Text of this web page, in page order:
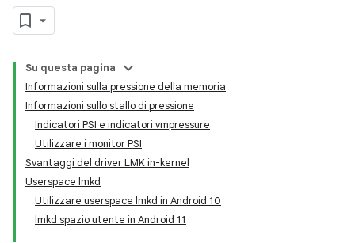
Su questa pagina
Informazioni sulla pressione della memoria
Informazioni sullo stallo di pressione
Indicatori PSI e indicatori vmpressure
Utilizzare i monitor PSI
Svantaggi del driver LMK in-kernel
Userspace lmkd
Utilizzare userspace lmkd in Android 10
lmkd spazio utente in Android 11